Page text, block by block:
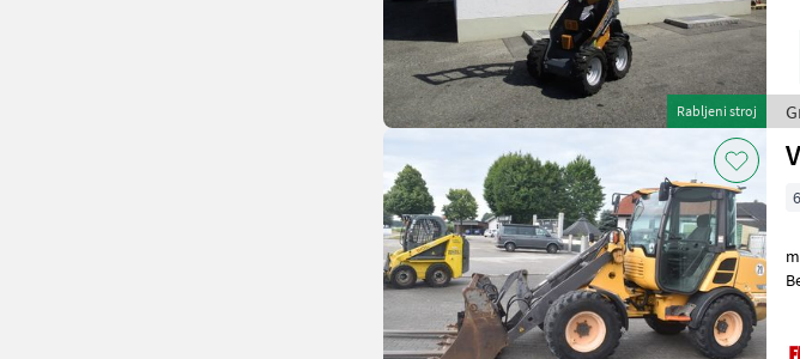
Rabljeni stroj